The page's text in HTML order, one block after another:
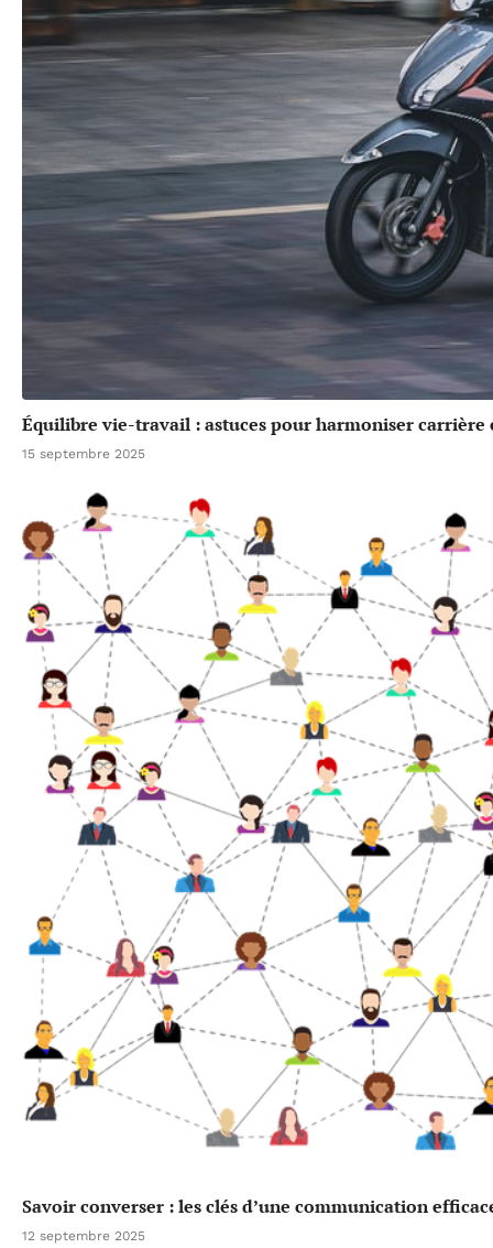
Équilibre vie-travail : astuces pour harmoniser
15 septembre 2025
Savoir converser : les clés d’une communication
12 septembre 2025